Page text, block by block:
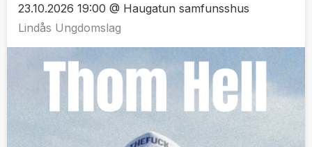
23.10.2026 19:00 @ Haugatun samfunsshus
Lindås Ungdomslag